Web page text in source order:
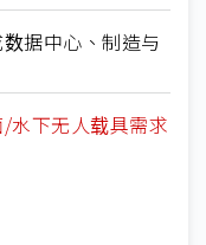
据中心、制造与
下无人载具需求